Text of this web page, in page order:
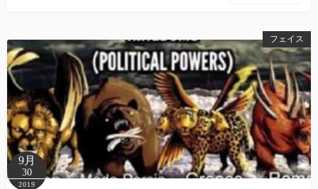
フェイス
9月
30
2019